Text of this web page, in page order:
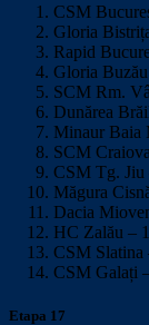
CSM
Gloria
Rapid
Gloria
SCM Rm.
Dunărea
Minaur Baia
SCM
CSM Tg. Jiu
Măgura
Dacia
HC Zalău –
CSM Slatina
CSM Galați
Etapa 17